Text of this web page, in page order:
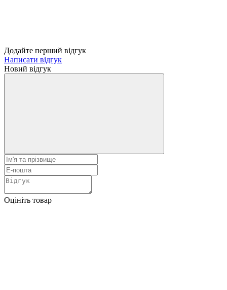
Додайте перший відгук
Написати відгук
Новий відгук
Оцініть товар